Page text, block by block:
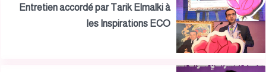
Entretien accordé par Tarik Elmalki à
les Inspirations ECO